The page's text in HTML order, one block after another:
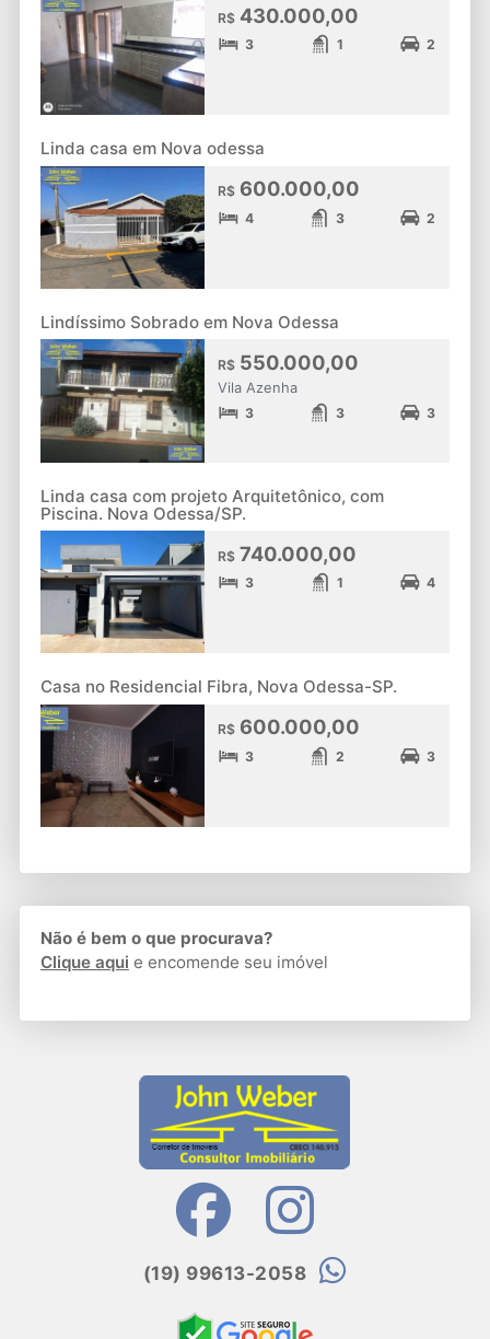
R$430.000,00
3 1 2
Linda casa em Nova odessa
R$600.000,00
4 3 2
Lindíssimo Sobrado em Nova Odessa
R$550.000,00
Vila Azenha
3 3 3
Linda casa com projeto Arquitetônico, com
Piscina. Nova Odessa/SP.
R$740.000,00
3 1 4
Casa no Residencial Fibra, Nova Odessa-SP.
R$600.000,00
3 2 3
Não é bem o que procurava?
Clique aqui e encomende seu imóvel
(19) 99613-2058